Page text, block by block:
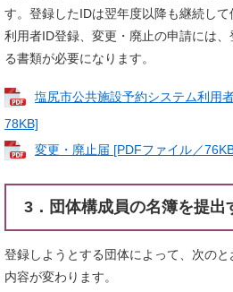
す。登録したIDは翌年度以降も継続して
利用者ID登録、変更・廃止の申請には
る書類が必要になります。
塩尻市公共施設予約システム利用
78KB]
変更・廃止届 [PDFファイル／
3．団体構成員の名簿を提出
登録しようとする団体によって、次のと
内容が変わります。